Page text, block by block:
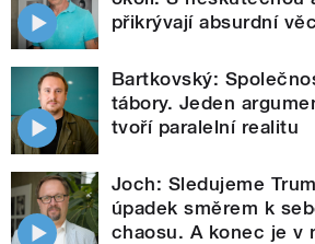
přikrývají absurdní
Bartkovský:
tábory. Jeden
tvoří paralelní realitu
Joch: Sledujeme
úpadek směrem k
chaosu. A konec je v